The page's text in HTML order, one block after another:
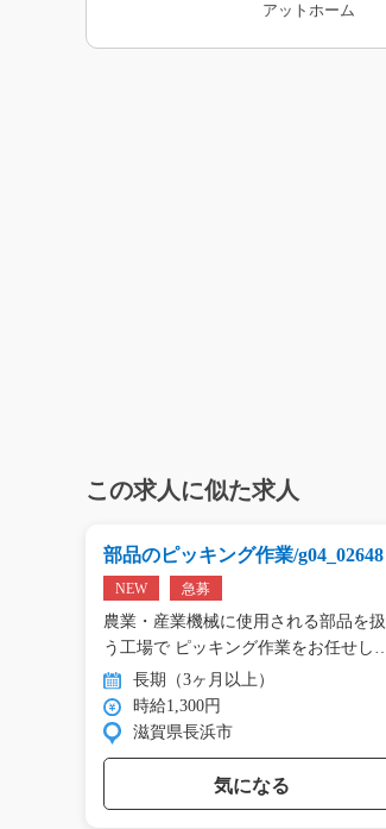
アットホーム
この求人に似た求人
部品のピッキング作業/g04_02648
NEW 急募
農業・産業機械に使用される部品を扱
う工場で ピッキング作業をお任せし
ま… 長期（3ヶ月以上）
時給1,300円
滋賀県長浜市
気になる